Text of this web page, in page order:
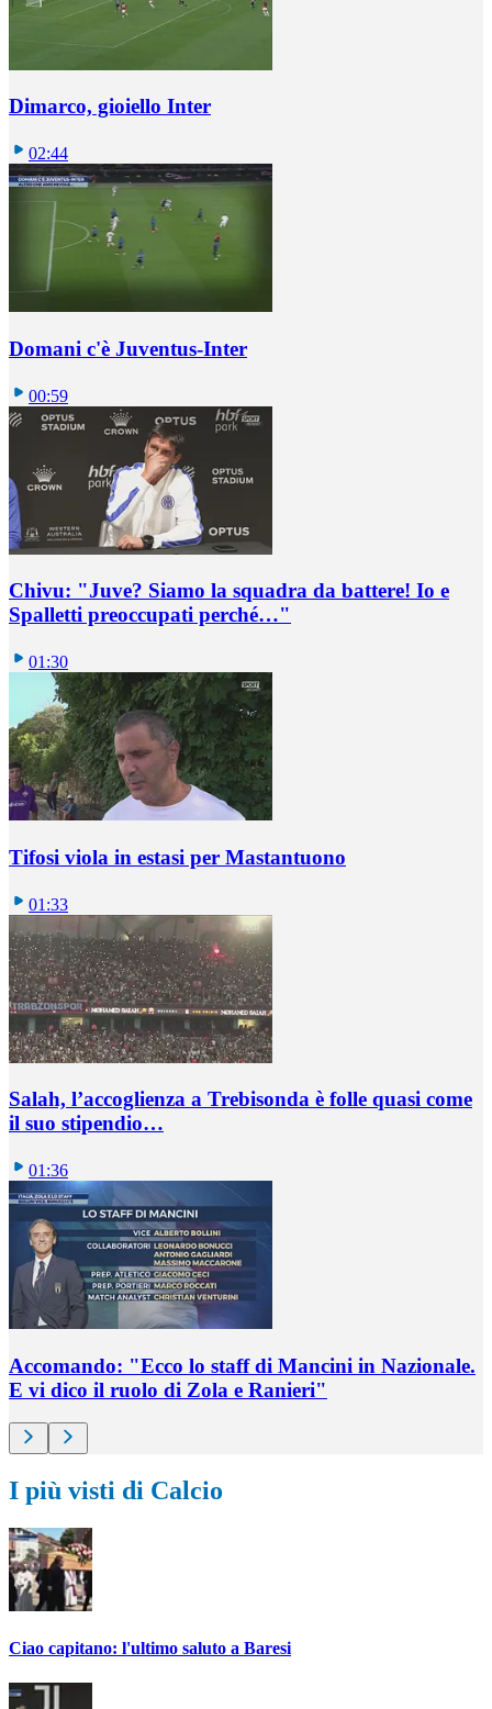
Dimarco, gioiello Inter
02:44
Domani c'è Juventus-Inter
00:59
Chivu: "Juve? Siamo la squadra da battere! Io e
Spalletti preoccupati perché…"
01:30
Tifosi viola in estasi per Mastantuono
01:33
Salah, l’accoglienza a Trebisonda è folle quasi come
il suo stipendio…
01:36
Accomando: "Ecco lo staff di Mancini in Nazionale.
E vi dico il ruolo di Zola e Ranieri"
I più visti di Calcio
Ciao capitano: l'ultimo saluto a Baresi